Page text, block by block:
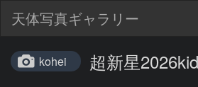
天体写真ギャラリー
kohei 超新星